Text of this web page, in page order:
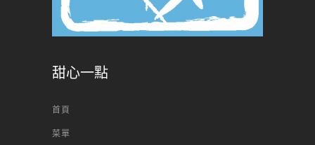
甜心一點
首頁
菜單